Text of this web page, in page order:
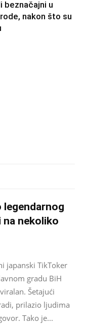
beznačajni u
nakon što su
legendarnog
na nekoliko
japanski TikToker
gradu BiH
Šetajući
prilazio ljudima
Tako je...